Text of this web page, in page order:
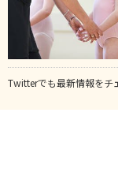
Twitterでも最新情報をチ